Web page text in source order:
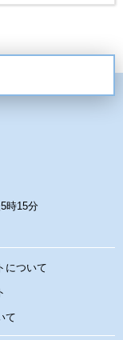
時15分
について
て